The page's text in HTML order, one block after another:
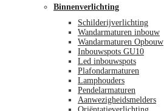
Binnenverlichting
Schilderijverlichting
Wandarmaturen inbouw
Wandarmaturen Opbouw
Inbouwspots GU10
Led inbouwspots
Plafondarmaturen
Lamphouders
Pendelarmaturen
Aanwezigheidsmelders